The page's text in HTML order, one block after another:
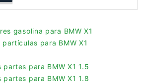
gasolina para BMW X1
para BMW X1
para BMW X1 1.5
para BMW X1 1.8